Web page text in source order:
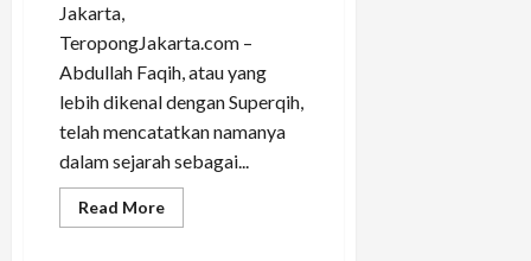
Jakarta,
TeropongJakarta.com –
Abdullah Faqih, atau yang
lebih dikenal dengan Superqih,
telah mencatatkan namanya
dalam sejarah sebagai...
Read MoreRead
more